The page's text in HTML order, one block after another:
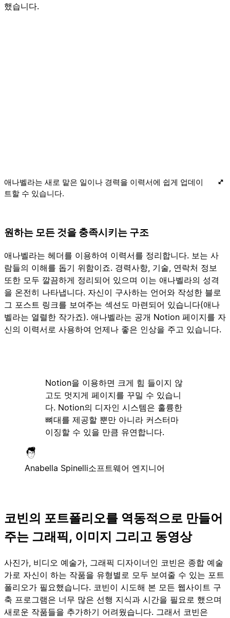
했습니다.
애나벨라는 새로 맡은 일이나 경력을 이력서에 쉽게 업데이
트할 수 있습니다.
원하는 모든 것을 충족시키는 구조
애나벨라는 헤더를 이용하여 이력서를 정리합니다. 보는 사
람들의 이해를 돕기 위함이죠. 경력사항, 기술, 연락처 정보
또한 모두 깔끔하게 정리되어 있으며 이는 애나벨라의 성격
을 온전히 나타냅니다. 자신이 구사하는 언어와 작성한 블로
그 포스트 링크를 보여주는 섹션도 마련되어 있습니다(애나
벨라는 열렬한 작가죠). 애나벨라는 공개 Notion 페이지를 자
신의 이력서로 사용하여 언제나 좋은 인상을 주고 있습니다.
Notion을 이용하면 크게 힘 들이지 않
고도 멋지게 페이지를 꾸밀 수 있습니
다. Notion의 디자인 시스템은 훌륭한
뼈대를 제공할 뿐만 아니라 커스터마
이징할 수 있을 만큼 유연합니다.
Anabella Spinelli소프트웨어 엔지니어
코빈의 포트폴리오를 역동적으로 만들어
주는 그래픽, 이미지 그리고 동영상
사진가, 비디오 예술가, 그래픽 디자이너인 코빈은 종합 예술
가로 자신이 하는 작품을 유형별로 모두 보여줄 수 있는 포트
폴리오가 필요했습니다. 코빈이 시도해 본 모든 웹사이트 구
축 프로그램은 너무 많은 선행 지식과 시간을 필요로 했으며
새로운 작품들을 추가하기 어려웠습니다. 그래서 코빈은